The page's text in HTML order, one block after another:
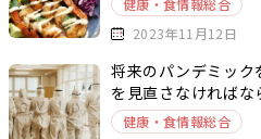
健康・食情報総合
2023年11月12日
将来のパンデミッ
を見直さなければな
健康・食情報総合